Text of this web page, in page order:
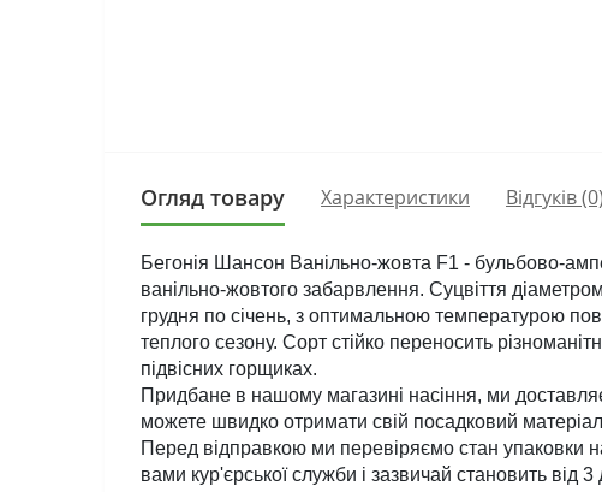
Огляд товару Характеристики Відгуків (0)
Бегонія Шансон Ванільно-жовта F1 - бульбово-
ванільно-жовтого забарвлення. Суцвіття
грудня по січень, з оптимальною температурою
теплого сезону. Сорт стійко переносить
підвісних горщиках.
Придбане в нашому магазині насіння, ми
можете швидко отримати свій посадковий матеріал,
Перед відправкою ми перевіряємо стан упаковки
вами кур'єрської служби і зазвичай становить від